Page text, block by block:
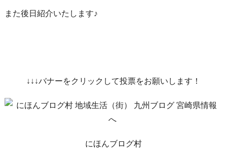
また後日紹介いたします♪
↓↓↓バナーをクリックして投票をお願いします！
にほんブログ村